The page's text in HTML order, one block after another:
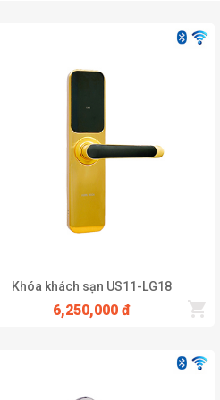
Khóa khách sạn US11-LG18
6,250,000 đ
chế độ khóa khách sạn sang chế
từ, mã số và chìa cơ
. Không chỉ
vào. Đây chắc chắn là sản phẩm